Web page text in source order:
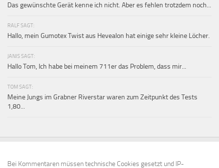
Das gewünschte Gerät kenne ich nicht. Aber es fehlen trotzdem noch...
RALF SAGT:
Hallo, mein Gumotex Twist aus Hevealon hat einige sehr kleine Löcher.
JANIS SAGT:
Hallo Tom, Ich habe bei meinem 711er das Problem, dass mir...
TOM SAGT:
Meine Jungs im Grabner Riverstar waren zum Zeitpunkt des Tests
1,80...
Bei Kommentaren müssen technische Cookies gesetzt und IP-